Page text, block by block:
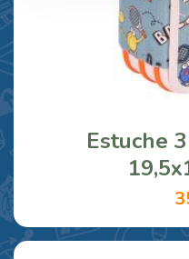
Estuche